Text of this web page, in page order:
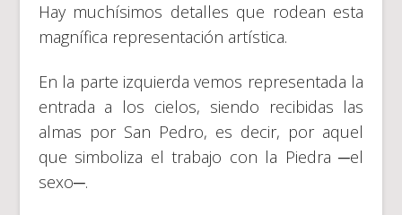
Hay muchísimos detalles que rodean esta
magnífica representación artística.
En la parte izquierda vemos representada la
entrada a los cielos, siendo recibidas las
almas por San Pedro, es decir, por aquel
que simboliza el trabajo con la Piedra ─el
sexo─.